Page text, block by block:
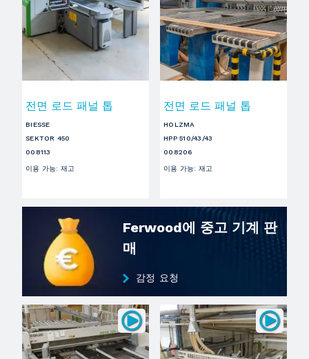
전면 로드 패널 톱
BIESSE
SEKTOR 450
008113
이용 가능: 재고
전면 로드 패널 톱
HOLZMA
HPP 510/43/43
008206
이용 가능: 재고
Ferwood에 중고 기계 판
매
감정 요청